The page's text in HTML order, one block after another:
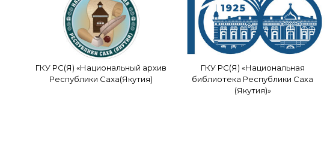
ГКУ РС(Я) «Национальный архив
Республики Саха(Якутия)
ГКУ РС(Я) «Национальная
библиотека Республики Саха
(Якутия)»